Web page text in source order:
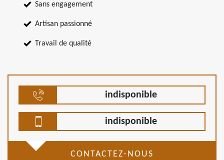
Sans engagement
Artisan passionné
Travail de qualité
indisponible
indisponible
CONTACTEZ-NOUS